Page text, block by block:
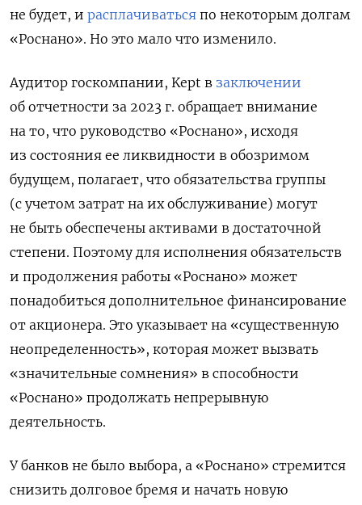
не будет, и расплачиваться по некоторым долгам
«Роснано». Но это мало что изменило.
Аудитор госкомпании, Kept в заключении
об отчетности за 2023 г. обращает внимание
на то, что руководство «Роснано», исходя
из состояния ее ликвидности в обозримом
будущем, полагает, что обязательства группы
(с учетом затрат на их обслуживание) могут
не быть обеспечены активами в достаточной
степени. Поэтому для исполнения обязательств
и продолжения работы «Роснано» может
понадобиться дополнительное финансирование
от акционера. Это указывает на «существенную
неопределенность», которая может вызвать
«значительные сомнения» в способности
«Роснано» продолжать непрерывную
деятельность.
У банков не было выбора, а «Роснано» стремится
снизить долговое бремя и начать новую